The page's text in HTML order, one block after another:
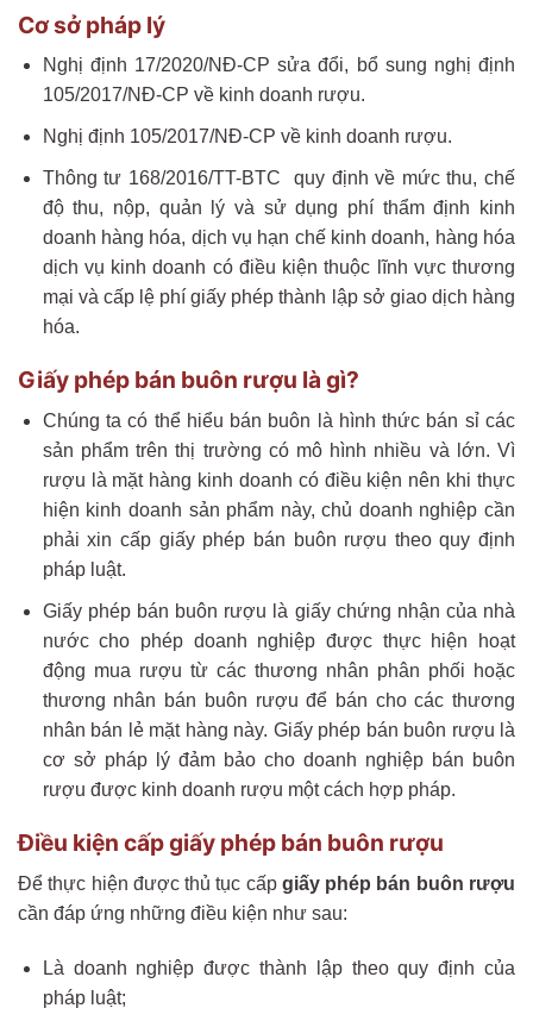
Cơ sở pháp lý
Nghị định 17/2020/NĐ-CP sửa đổi, bổ sung nghị định
105/2017/NĐ-CP về kinh doanh rượu.
Nghị định 105/2017/NĐ-CP về kinh doanh rượu.
Thông tư 168/2016/TT-BTC quy định về mức thu, chế
độ thu, nộp, quản lý và sử dụng phí thẩm định kinh
doanh hàng hóa, dịch vụ hạn chế kinh doanh, hàng hóa
dịch vụ kinh doanh có điều kiện thuộc lĩnh vực thương
mại và cấp lệ phí giấy phép thành lập sở giao dịch hàng
hóa.
Giấy phép bán buôn rượu là gì?
Chúng ta có thể hiểu bán buôn là hình thức bán sỉ các
sản phẩm trên thị trường có mô hình nhiều và lớn. Vì
rượu là mặt hàng kinh doanh có điều kiện nên khi thực
hiện kinh doanh sản phẩm này, chủ doanh nghiệp cần
phải xin cấp giấy phép bán buôn rượu theo quy định
pháp luật.
Giấy phép bán buôn rượu là giấy chứng nhận của nhà
nước cho phép doanh nghiệp được thực hiện hoạt
động mua rượu từ các thương nhân phân phối hoặc
thương nhân bán buôn rượu để bán cho các thương
nhân bán lẻ mặt hàng này. Giấy phép bán buôn rượu là
cơ sở pháp lý đảm bảo cho doanh nghiệp bán buôn
rượu được kinh doanh rượu một cách hợp pháp.
Điều kiện cấp giấy phép bán buôn rượu
Để thực hiện được thủ tục cấp giấy phép bán buôn rượu
cần đáp ứng những điều kiện như sau:
Là doanh nghiệp được thành lập theo quy định của
pháp luật;